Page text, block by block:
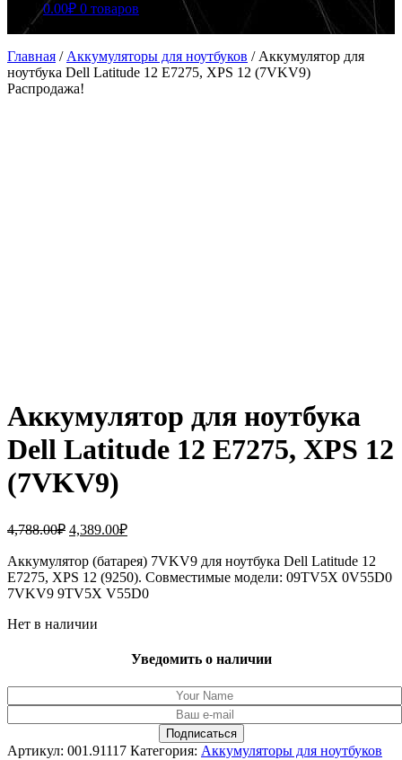
0.00₽ 0 товаров
Главная / Аккумуляторы для ноутбуков / Аккумулятор для
ноутбука Dell Latitude 12 E7275, XPS 12 (7VKV9)
Распродажа!
Аккумулятор для ноутбука
Dell Latitude 12 E7275, XPS 12
(7VKV9)
4,788.00₽ Первоначальная
составляла
4,788.00₽.
4,389.00₽Текущая
4,389.00₽.
Аккумулятор (батарея) 7VKV9 для ноутбука Dell Latitude 12
E7275, XPS 12 (9250). Совместимые модели: 09TV5X 0V55D0
7VKV9 9TV5X V55D0
Нет в наличии
Уведомить о наличии
Артикул: 001.91117 Категория: Аккумуляторы для ноутбуков